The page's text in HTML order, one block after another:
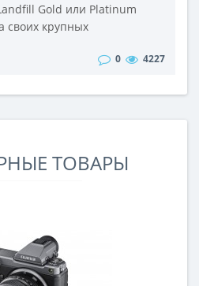
Gold или Platinum
своих крупных
компании
перед собой цель
0 4227
ТОВАРЫ